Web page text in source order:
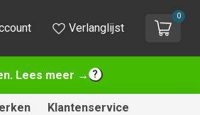
Lees meer →
Verlanglijst
0
Klantenservice